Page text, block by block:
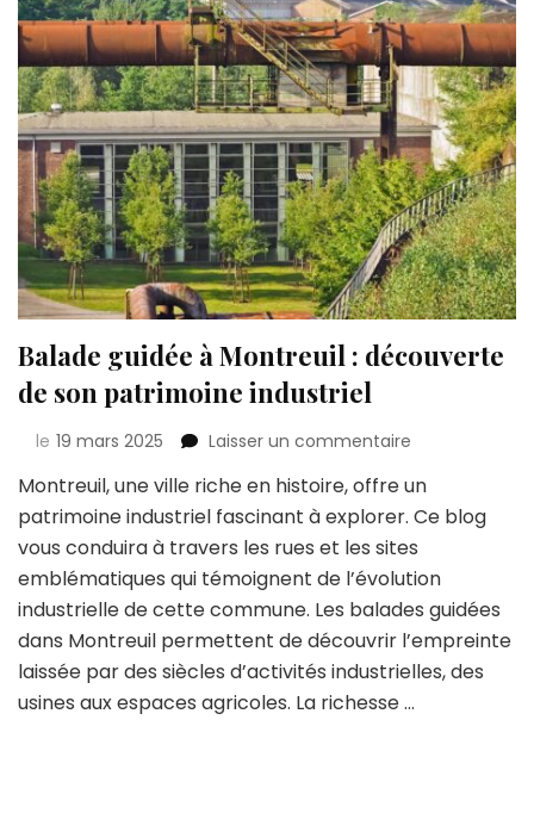
Balade guidée à Montreuil : découverte
de son patrimoine industriel
le 19 mars 2025 Laisser un commentaire
guidée
à
Montreuil
découverte
de
son
patrimoine
Montreuil, une ville riche en histoire, offre un
patrimoine industriel fascinant à explorer. Ce blog
vous conduira à travers les rues et les sites
emblématiques qui témoignent de l’évolution
industrielle de cette commune. Les balades guidées
dans Montreuil permettent de découvrir l’empreinte
laissée par des siècles d’activités industrielles, des
usines aux espaces agricoles. La richesse …